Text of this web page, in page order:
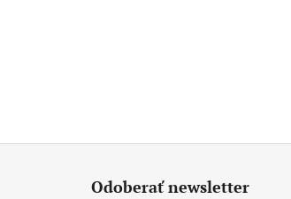
Odoberať newsletter